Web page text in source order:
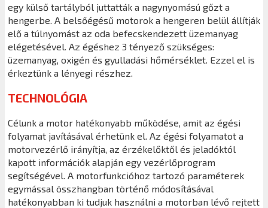
egy külső tartályból juttatták a nagynyomású gőzt a
hengerbe. A belsőégésű motorok a hengeren belül állítják
elő a túlnyomást az oda befecskendezett üzemanyag
elégetésével. Az égéshez 3 tényező szükséges:
üzemanyag, oxigén és gyulladási hőmérséklet. Ezzel el is
érkeztünk a lényegi részhez.
TECHNOLÓGIA
Célunk a motor hatékonyabb működése, amit az égési
folyamat javításával érhetünk el. Az égési folyamatot a
motorvezérlő irányítja, az érzékelőktől és jeladóktól
kapott információk alapján egy vezérlőprogram
segítségével. A motorfunkcióhoz tartozó paraméterek
egymással összhangban történő módosításával
hatékonyabban ki tudjuk használni a motorban lévő rejtett